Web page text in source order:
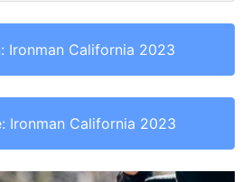
California 2023
Ironman California 2023